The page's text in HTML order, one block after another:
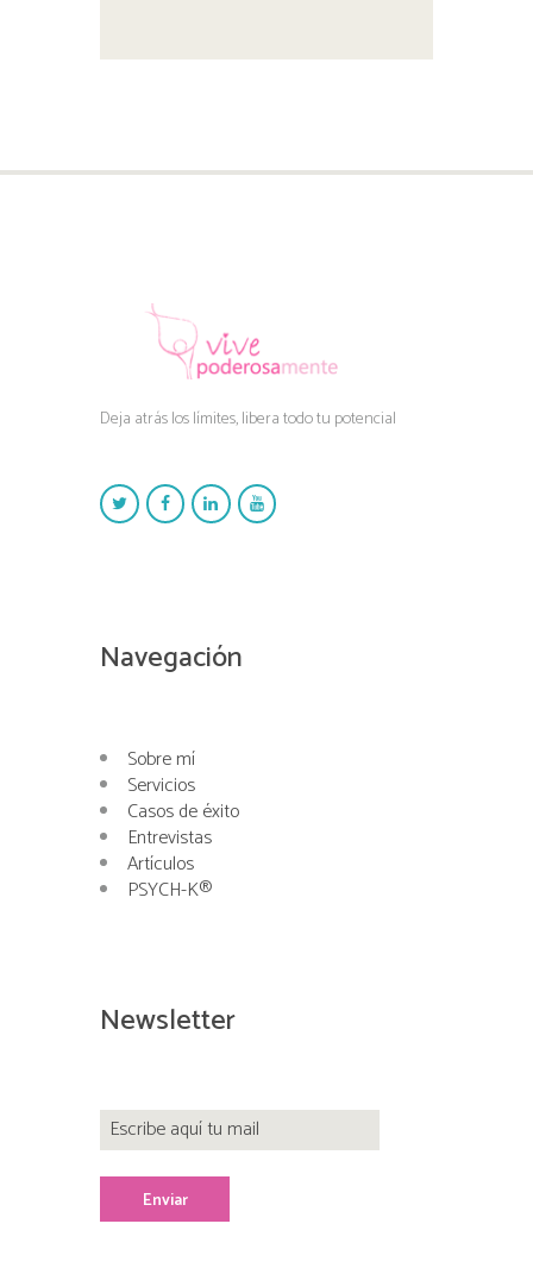
Deja atrás los límites, libera todo tu potencial
Navegación
Sobre mí
Servicios
Casos de éxito
Entrevistas
Artículos
PSYCH-K®
Newsletter